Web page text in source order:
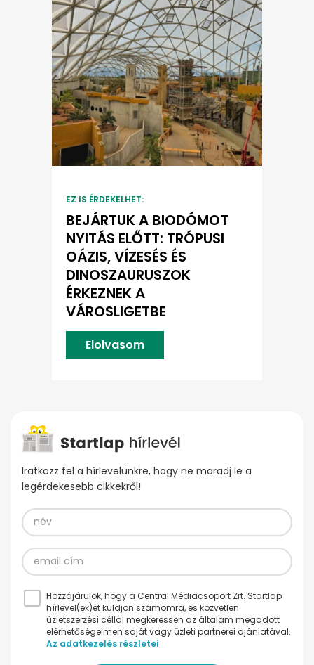
EZ IS ÉRDEKELHET:
BEJÁRTUK A BIODÓMOT
NYITÁS ELŐTT: TRÓPUSI
OÁZIS, VÍZESÉS ÉS
DINOSZAURUSZOK
ÉRKEZNEK A
VÁROSLIGETBE
Elolvasom
Iratkozz fel a hírlevelünkre, hogy ne maradj le a
legérdekesebb cikkekről!
Hozzájárulok, hogy a Central Médiacsoport Zrt. Startlap
hírlevel(ek)et küldjön számomra, és közvetlen
üzletszerzési céllal megkeressen az általam megadott
elérhetőségeimen saját vagy üzleti partnerei ajánlatával.
Az adatkezelés részletei